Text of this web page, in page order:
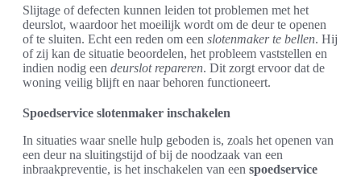
Slijtage of defecten kunnen leiden tot problemen met het
deurslot, waardoor het moeilijk wordt om de deur te openen
of te sluiten. Echt een reden om een slotenmaker te bellen. Hij
of zij kan de situatie beoordelen, het probleem vaststellen en
indien nodig een deurslot repareren. Dit zorgt ervoor dat de
woning veilig blijft en naar behoren functioneert.
Spoedservice slotenmaker inschakelen
In situaties waar snelle hulp geboden is, zoals het openen van
een deur na sluitingstijd of bij de noodzaak van een
inbraakpreventie, is het inschakelen van een spoedservice